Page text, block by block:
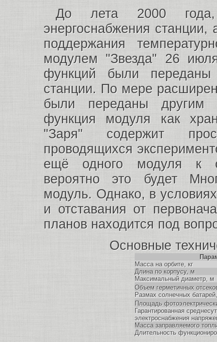
До лета 2000 года,
энергоснабжения станции,
поддержания
модулем "Звезда" 26
функций были
станции. По мере
были переданы другим
функция модуля как
"Заря" содержит
проводящихся
ещё одного модуля к
вероятно это будет
модуль. Однако, в
и отставания от
планов находится под
Основные
Масса на орбите, кг
Длина по корпусу, м
Максимальный диаметр, м
Объем герметичных
Размах солнечных
Площадь
Гарантированная
электроснабжения
Масса заправляемого
Длительность